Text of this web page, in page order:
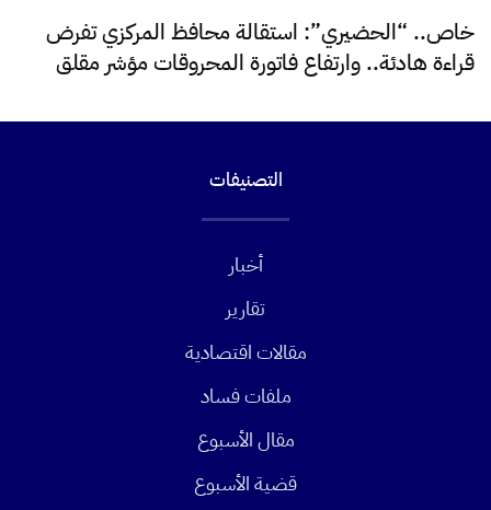
خاص.. “الحضيري”: استقالة محافظ المركزي تفرض
قراءة هادئة.. وارتفاع فاتورة المحروقات مؤشر مقلق
التصنيفات
أخبار
تقارير
مقالات اقتصادية
ملفات فساد
مقال الأسبوع
قضية الأسبوع